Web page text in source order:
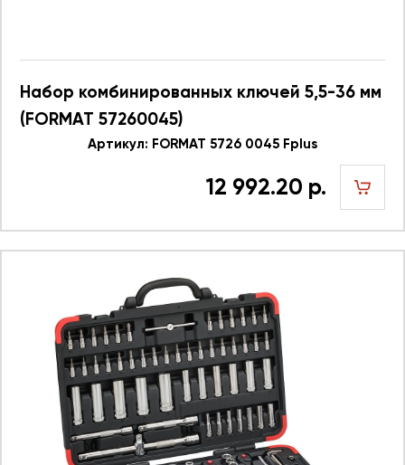
Набор комбинированных ключей 5,5-36 мм
(FORMAT 57260045)
Артикул: FORMAT 5726 0045 Fplus
12 992.20 р.